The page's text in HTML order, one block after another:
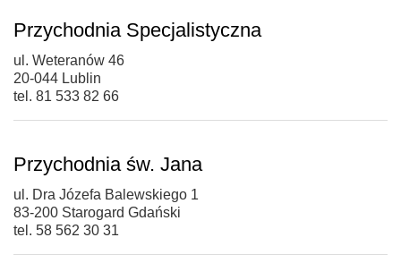
Przychodnia Specjalistyczna
ul. Weteranów 46
20-044 Lublin
tel. 81 533 82 66
Przychodnia św. Jana
ul. Dra Józefa Balewskiego 1
83-200 Starogard Gdański
tel. 58 562 30 31